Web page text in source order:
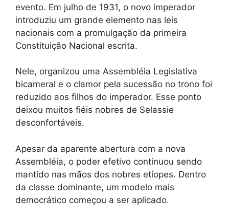
evento. Em julho de 1931, o novo imperador
introduziu um grande elemento nas leis
nacionais com a promulgação da primeira
Constituição Nacional escrita.
Nele, organizou uma Assembléia Legislativa
bicameral e o clamor pela sucessão no trono foi
reduzido aos filhos do imperador. Esse ponto
deixou muitos fiéis nobres de Selassie
desconfortáveis.
Apesar da aparente abertura com a nova
Assembléia, o poder efetivo continuou sendo
mantido nas mãos dos nobres etíopes. Dentro
da classe dominante, um modelo mais
democrático começou a ser aplicado.